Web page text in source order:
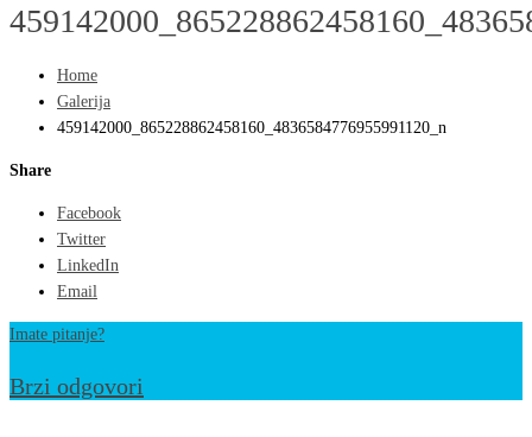
Home
Galerija
459142000_865228862458160_4836584776955991120_n
Share
Facebook
Twitter
LinkedIn
Email
Imate pitanje?
Brzi odgovori